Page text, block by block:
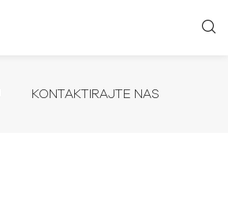
KONTAKTIRAJTE NAS